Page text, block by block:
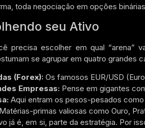
toda negociação em opções
seu Ativo
precisa escolher em qual “arena”
se agrupar em quatro grandes
(Forex): Os famosos EUR/USD
Empresas: Pense em gigantes
Aqui entram os pesos-pesados como
Matérias-primas valiosas como Ouro,
já é, em si, parte da estratégia. Por